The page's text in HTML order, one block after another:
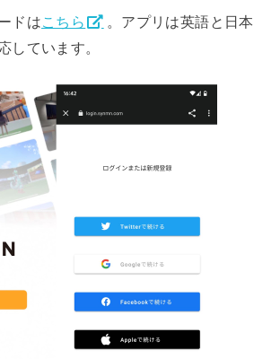
ドはこちら
。アプリは英語と日本
しています。